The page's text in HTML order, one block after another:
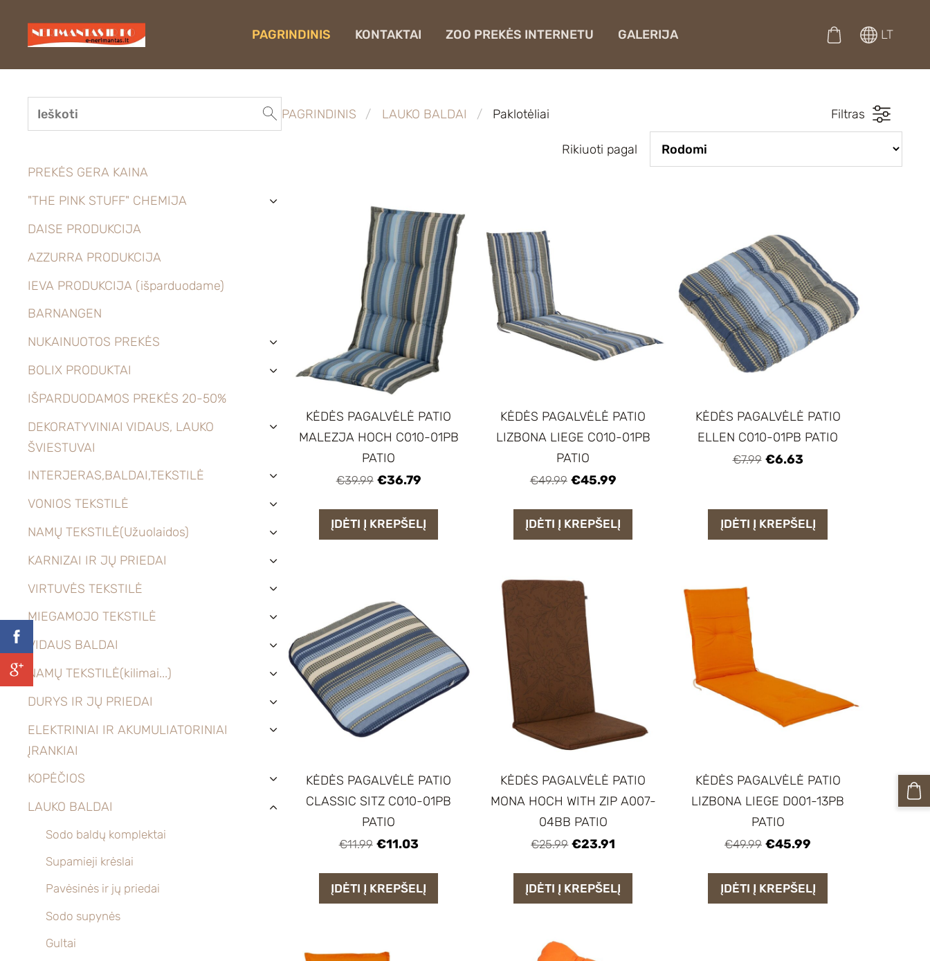
PAGRINDINIS KONTAKTAI ZOO PREKĖS INTERNETU GALERIJA LT
PREKĖS GERA KAINA
"THE PINK STUFF" CHEMIJA
›
DAISE PRODUKCIJA
AZZURRA PRODUKCIJA
IEVA PRODUKCIJA (išparduodame)
BARNANGEN
NUKAINUOTOS PREKĖS
›
BOLIX PRODUKTAI ›
IŠPARDUODAMOS PREKĖS 20-50%
DEKORATYVINIAI VIDAUS, LAUKO
ŠVIESTUVAI
›
INTERJERAS,BALDAI,TEKSTILĖ ›
VONIOS TEKSTILĖ ›
NAMŲ TEKSTILĖ(Užuolaidos) ›
KARNIZAI IR JŲ PRIEDAI ›
VIRTUVĖS TEKSTILĖ ›
MIEGAMOJO TEKSTILĖ ›
VIDAUS BALDAI ›
NAMŲ TEKSTILĖ(kilimai...) ›
DURYS IR JŲ PRIEDAI ›
ELEKTRINIAI IR AKUMULIATORINIAI
ĮRANKIAI
›
KOPĖČIOS ›
LAUKO BALDAI
Sodo baldų komplektai
Supamieji krėslai
Pavėsinės ir jų priedai
Sodo supynės
Gultai
›
PAGRINDINIS LAUKO BALDAI Paklotėliai Filtras
Rikiuoti pagal
KĖDĖS PAGALVĖLĖ PATIO
MALEZJA HOCH C010-01PB
PATIO
€39.99 €36.79
ĮDĖTI Į KREPŠELĮ
KĖDĖS PAGALVĖLĖ PATIO
LIZBONA LIEGE C010-01PB
PATIO
€49.99 €45.99
ĮDĖTI Į KREPŠELĮ
KĖDĖS PAGALVĖLĖ PATIO
ELLEN C010-01PB PATIO
€7.99 €6.63
ĮDĖTI Į KREPŠELĮ
KĖDĖS PAGALVĖLĖ PATIO
CLASSIC SITZ C010-01PB
PATIO
€11.99 €11.03
ĮDĖTI Į KREPŠELĮ
KĖDĖS PAGALVĖLĖ PATIO
MONA HOCH WITH ZIP A007-
04BB PATIO
€25.99 €23.91
ĮDĖTI Į KREPŠELĮ
KĖDĖS PAGALVĖLĖ PATIO
LIZBONA LIEGE D001-13PB
PATIO
€49.99 €45.99
ĮDĖTI Į KREPŠELĮ